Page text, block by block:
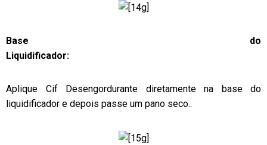
Base do
Liquidificador:
Aplique Cif Desengordurante diretamente na base do
liquidificador e depois passe um pano seco..